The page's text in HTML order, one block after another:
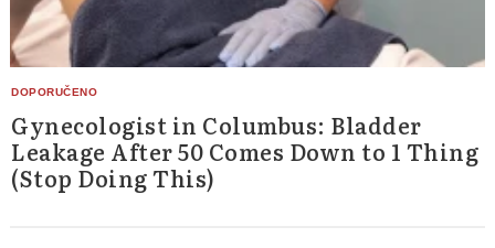
Gynecologist in Columbus: Bladder
Leakage After 50 Comes Down to 1 Thing
(Stop Doing This)